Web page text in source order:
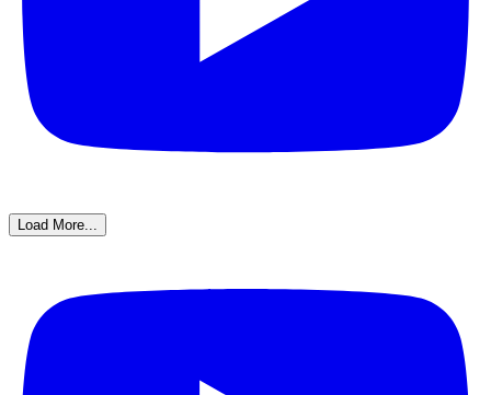
Load More...